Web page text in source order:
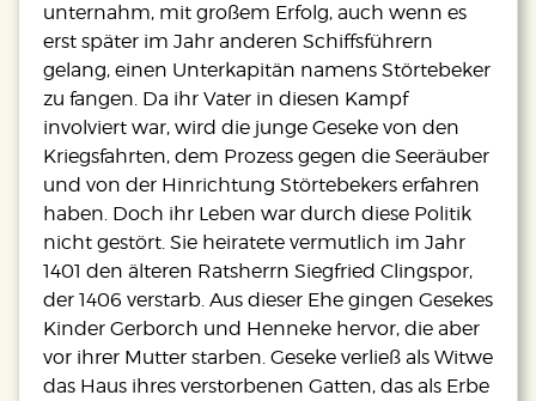
unternahm, mit großem Erfolg, auch wenn es
erst später im Jahr anderen Schiffsführern
gelang, einen Unterkapitän namens Störtebeker
zu fangen. Da ihr Vater in diesen Kampf
involviert war, wird die junge Geseke von den
Kriegsfahrten, dem Prozess gegen die Seeräuber
und von der Hinrichtung Störtebekers erfahren
haben. Doch ihr Leben war durch diese Politik
nicht gestört. Sie heiratete vermutlich im Jahr
1401 den älteren Ratsherrn Siegfried Clingspor,
der 1406 verstarb. Aus dieser Ehe gingen Gesekes
Kinder Gerborch und Henneke hervor, die aber
vor ihrer Mutter starben. Geseke verließ als Witwe
das Haus ihres verstorbenen Gatten, das als Erbe